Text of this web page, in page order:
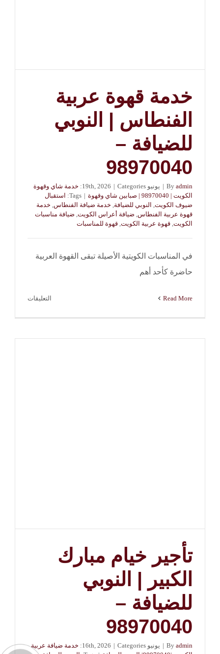
خدمة قهوة عربية
الفنطاس | النوبي
للضيافة –
98970040
Byadmin
| يونيو 19th, 2026 | Categories:
خدمة شاي وقهوة
الكويت | 98970040 | صبابين شاي وقهوة
|
Tags:
استقبال
ضيوف الكويت, النوبي للضيافة, خدمة ضيافة الفنطاس, خدمة
قهوة عربية الفنطاس, ضيافة أعراس الكويت, ضيافة مناسبات
الكويت, قهوة عربية الكويت, قهوة للمناسبات
في المناسبات الكويتية الأصيلة تبقى القهوة العربية
حاضرة كأحد أهم
Read More التعليقات
تأجير خيام مبارك
الكبير | النوبي
للضيافة –
98970040
Byadmin
| يونيو 16th, 2026 | Categories:
خدمة ضيافة عربية